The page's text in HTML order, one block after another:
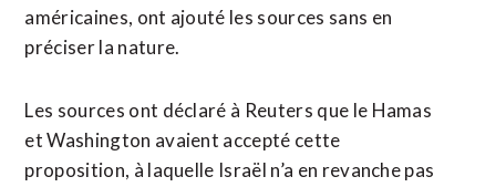
américaines, ont ajouté les sources sans en
préciser la nature.
Les sources ont déclaré à Reuters que le Hamas
et Washington avaient accepté cette
proposition, à laquelle Israël n’a en revanche pas